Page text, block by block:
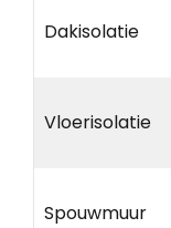
Dakisolatie
Vloerisolatie
Spouwmuur